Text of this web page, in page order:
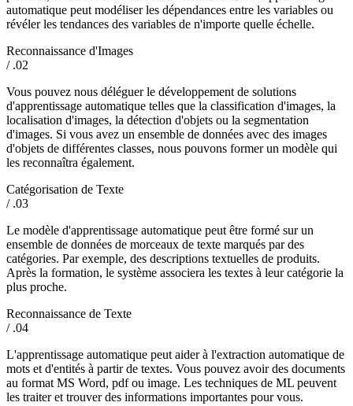
automatique peut modéliser les dépendances entre les variables ou
révéler les tendances des variables de n'importe quelle échelle.
Reconnaissance d'Images
/ .02
Vous pouvez nous déléguer le développement de solutions
d'apprentissage automatique telles que la classification d'images, la
localisation d'images, la détection d'objets ou la segmentation
d'images. Si vous avez un ensemble de données avec des images
d'objets de différentes classes, nous pouvons former un modèle qui
les reconnaîtra également.
Catégorisation de Texte
/ .03
Le modèle d'apprentissage automatique peut être formé sur un
ensemble de données de morceaux de texte marqués par des
catégories. Par exemple, des descriptions textuelles de produits.
Après la formation, le système associera les textes à leur catégorie la
plus proche.
Reconnaissance de Texte
/ .04
L'apprentissage automatique peut aider à l'extraction automatique de
mots et d'entités à partir de textes. Vous pouvez avoir des documents
au format MS Word, pdf ou image. Les techniques de ML peuvent
les traiter et trouver des informations importantes pour vous.